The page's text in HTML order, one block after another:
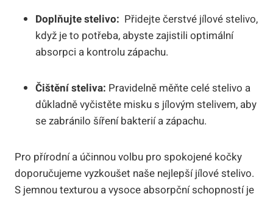
Doplňujte ⁤stelivo: ​ Přidejte ⁣čerstvé jílové stelivo,
když je⁢ to potřeba, abyste ⁣zajistili optimální
absorpci a kontrolu zápachu.
Čištění‍ steliva: Pravidelně měňte⁣ celé stelivo⁢ a
důkladně vyčistěte misku s ‌jílovým stelivem, aby
‌se‍ zabránilo šíření bakterií a zápachu.
Pro přírodní a účinnou volbu pro spokojené kočky
doporučujeme‍ vyzkoušet naše nejlepší⁤ jílové stelivo.
S‌ jemnou texturou a vysoce⁤ absorpční schopností je